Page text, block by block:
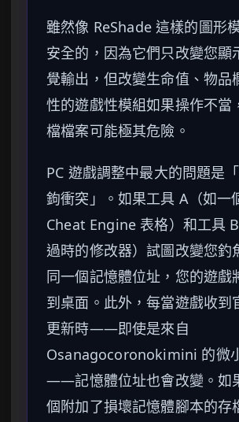
雖然像 ReShade 這樣的圖形
安全的，因為它們只改變您顯
覺輸出，但改變生命值、物品
性的遊戲性模組如果操作不當
檔檔案可能極其危險。
PC 遊戲調整中最大的問題是
鉤衝突」。如果工具 A（如一
Cheat Engine 表格）和工具
過時的修改器）試圖改變您釣
同一個記憶體位址，您的遊戲
到桌面。此外，每當遊戲收到
更新時——即使是來自
Osanagocoronokimini 的微
——記憶體位址也會改變。如
個附加了損壞記憶體腳本的存